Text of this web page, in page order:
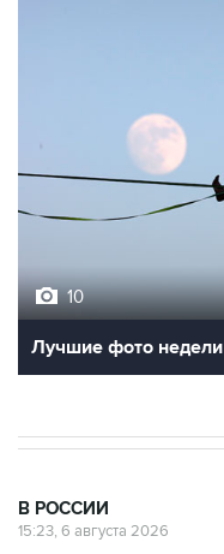
10
Лучшие фото недели
В РОССИИ
15:23, 6 августа 2026